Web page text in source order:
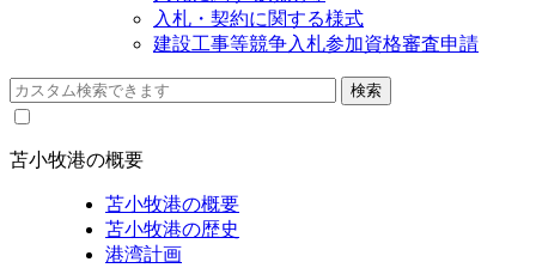
入札・契約に関する様式
建設工事等競争入札参加資格審査申請
苫小牧港の概要
苫小牧港の概要
苫小牧港の歴史
港湾計画